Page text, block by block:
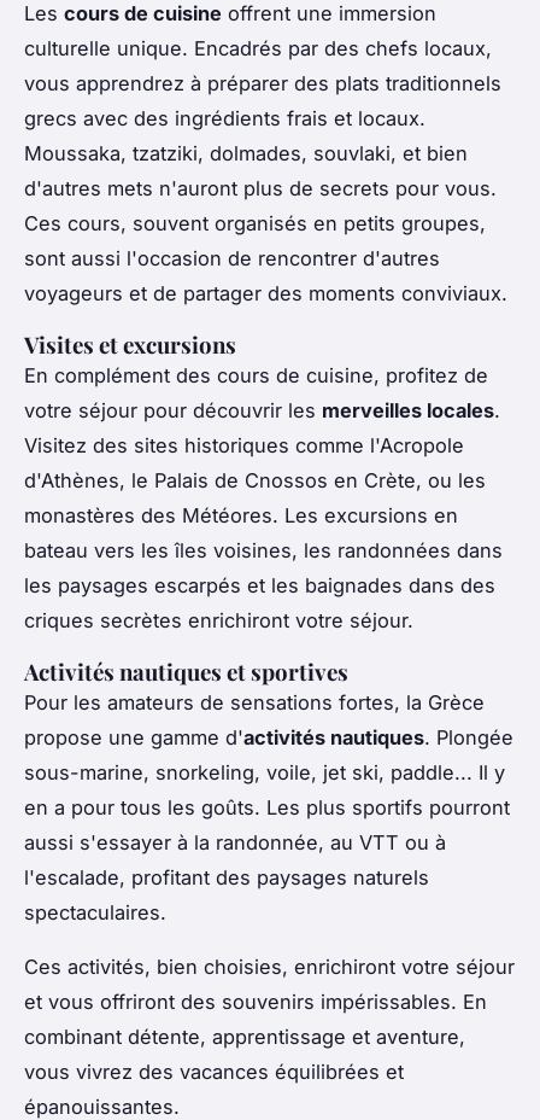
Les cours de cuisine offrent une immersion
culturelle unique. Encadrés par des chefs locaux,
vous apprendrez à préparer des plats traditionnels
grecs avec des ingrédients frais et locaux.
Moussaka, tzatziki, dolmades, souvlaki, et bien
d'autres mets n'auront plus de secrets pour vous.
Ces cours, souvent organisés en petits groupes,
sont aussi l'occasion de rencontrer d'autres
voyageurs et de partager des moments conviviaux.
Visites et excursions
En complément des cours de cuisine, profitez de
votre séjour pour découvrir les merveilles locales.
Visitez des sites historiques comme l'Acropole
d'Athènes, le Palais de Cnossos en Crète, ou les
monastères des Météores. Les excursions en
bateau vers les îles voisines, les randonnées dans
les paysages escarpés et les baignades dans des
criques secrètes enrichiront votre séjour.
Activités nautiques et sportives
Pour les amateurs de sensations fortes, la Grèce
propose une gamme d'activités nautiques. Plongée
sous-marine, snorkeling, voile, jet ski, paddle... Il y
en a pour tous les goûts. Les plus sportifs pourront
aussi s'essayer à la randonnée, au VTT ou à
l'escalade, profitant des paysages naturels
spectaculaires.
Ces activités, bien choisies, enrichiront votre séjour
et vous offriront des souvenirs impérissables. En
combinant détente, apprentissage et aventure,
vous vivrez des vacances équilibrées et
épanouissantes.